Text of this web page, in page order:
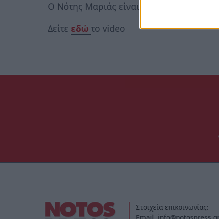
O Νότης Μαριάς είναι
Δείτε εδώ το video
Στοιχεία επικοινωνίας: